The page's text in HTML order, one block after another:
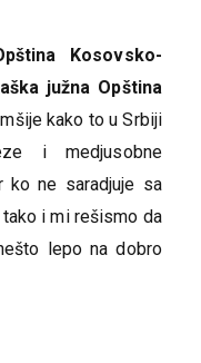
Kosovsko-
južna Opština
kako to u Srbiji
i medjusobne
ko ne saradjuje sa
tako i mi rešismo da
lepo na dobro